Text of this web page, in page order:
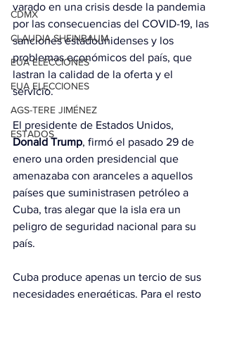
CDMX
CLAUDIA SHEINBAUM
EUA ELECCIONES
EUA ELECCIONES
AGS-TERE JIMÉNEZ
ESTADOS
varado en una crisis desde la pandemia
por las consecuencias del COVID-19, las
sanciones estadounidenses y los
problemas económicos del país, que
lastran la calidad de la oferta y el
servicio.
El presidente de Estados Unidos,
Donald Trump, firmó el pasado 29 de
enero una orden presidencial que
amenazaba con aranceles a aquellos
países que suministrasen petróleo a
Cuba, tras alegar que la isla era un
peligro de seguridad nacional para su
país.
Cuba produce apenas un tercio de sus
necesidades energéticas. Para el resto